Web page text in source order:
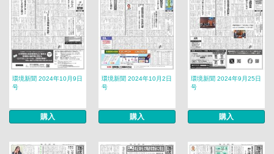
環境新聞 2024年10月9日
号
購入
環境新聞 2024年10月2日
号
購入
環境新聞 2024年9月25日
号
購入